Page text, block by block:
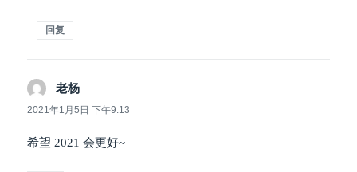
回复
老杨
道：
2021年1月5日 下午9:13
希望 2021 会更好~